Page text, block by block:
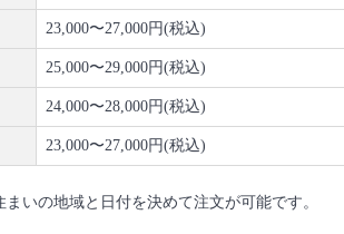
23,000〜27,000円(税込)
25,000〜29,000円(税込)
24,000〜28,000円(税込)
23,000〜27,000円(税込)
いの地域と日付を決めて注文が可能です。